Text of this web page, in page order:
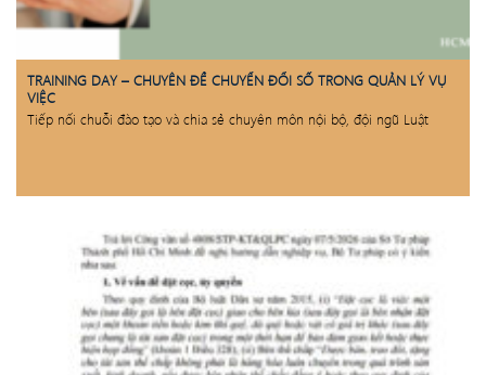
TRAINING DAY – CHUYÊN ĐỀ CHUYỂN ĐỔI SỐ TRONG QUẢN LÝ VỤ
VIỆC
Tiếp nối chuỗi đào tạo và chia sẻ chuyên môn nội bộ, đội ngũ Luật